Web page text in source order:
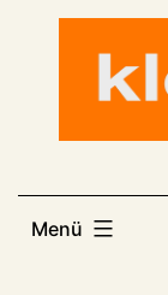
Menü